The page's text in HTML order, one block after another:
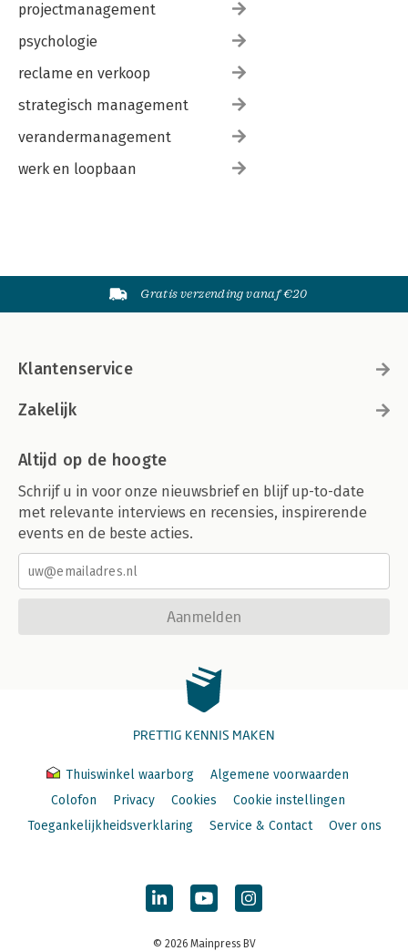
projectmanagement
psychologie
reclame en verkoop
strategisch management
verandermanagement
werk en loopbaan
Gratis verzending vanaf €20
Klantenservice
Zakelijk
Altijd op de hoogte
Schrijf u in voor onze nieuwsbrief en blijf up-to-date
met relevante interviews en recensies, inspirerende
events en de beste acties.
Aanmelden
PRETTIG KENNIS MAKEN
Thuiswinkel waarborg
Algemene voorwaarden
Colofon
Privacy Cookies
Cookie instellingen
Toegankelijkheidsverklaring
Service & Contact Over ons
© 2026 Mainpress BV